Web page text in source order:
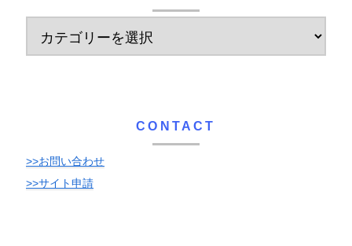
CONTACT
>>お問い合わせ
>>サイト申請